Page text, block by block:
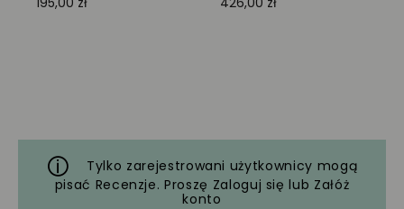
Tylko zarejestrowani użytkownicy mogą
pisać Recenzje. Proszę Zaloguj się lub Załóż
konto